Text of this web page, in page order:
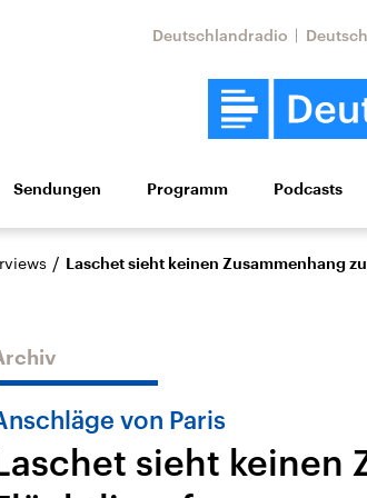
Deutschlandradio
Politik Wirtschaft Wissen
Musik
Sachsen-
USA
Sendungen Programm Podcasts
/ Laschet sieht keinen Zusammenhang
von Paris
sieht keinen